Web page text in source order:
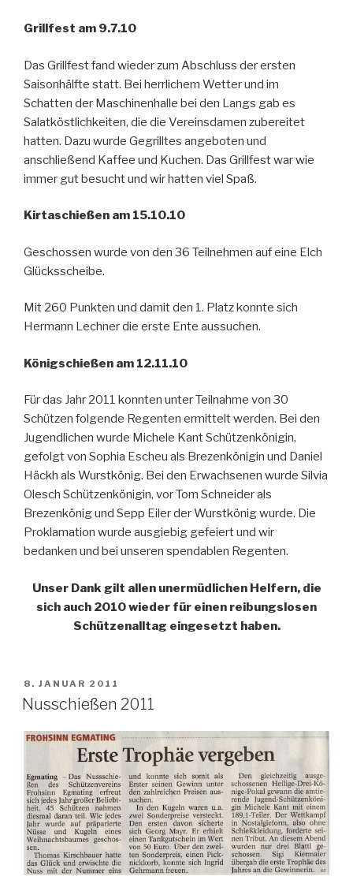
Grillfest am 9.7.10
Das Grillfest fand wieder zum Abschluss der ersten
Saisonhälfte statt. Bei herrlichem Wetter und im
Schatten der Maschinenhalle bei den Langs gab es
Salatköstlichkeiten, die die Vereinsdamen zubereitet
hatten. Dazu wurde Gegrilltes angeboten und
anschließend Kaffee und Kuchen. Das Grillfest war wie
immer gut besucht und wir hatten viel Spaß.
Kirtaschießen am 15.10.10
Geschossen wurde von den 36 Teilnehmen auf eine Elch
Glücksscheibe.
Mit 260 Punkten und damit den 1. Platz konnte sich
Hermann Lechner die erste Ente aussuchen.
Königschießen am 12.11.10
Für das Jahr 2011 konnten unter Teilnahme von 30
Schützen folgende Regenten ermittelt werden. Bei den
Jugendlichen wurde Michele Kant Schützenkönigin,
gefolgt von Sophia Escheu als Brezenkönigin und Daniel
Häckh als Wurstkönig. Bei den Erwachsenen wurde Silvia
Olesch Schützenkönigin, vor Tom Schneider als
Brezenkönig und Sepp Eiler der Wurstkönig wurde. Die
Proklamation wurde ausgiebig gefeiert und wir
bedanken und bei unseren spendablen Regenten.
Unser Dank gilt allen unermüdlichen Helfern, die
sich auch 2010 wieder für einen reibungslosen
Schützenalltag eingesetzt haben.
VERÖFFENTLICHT
AM
8. JANUAR 2011
Nusschießen 2011